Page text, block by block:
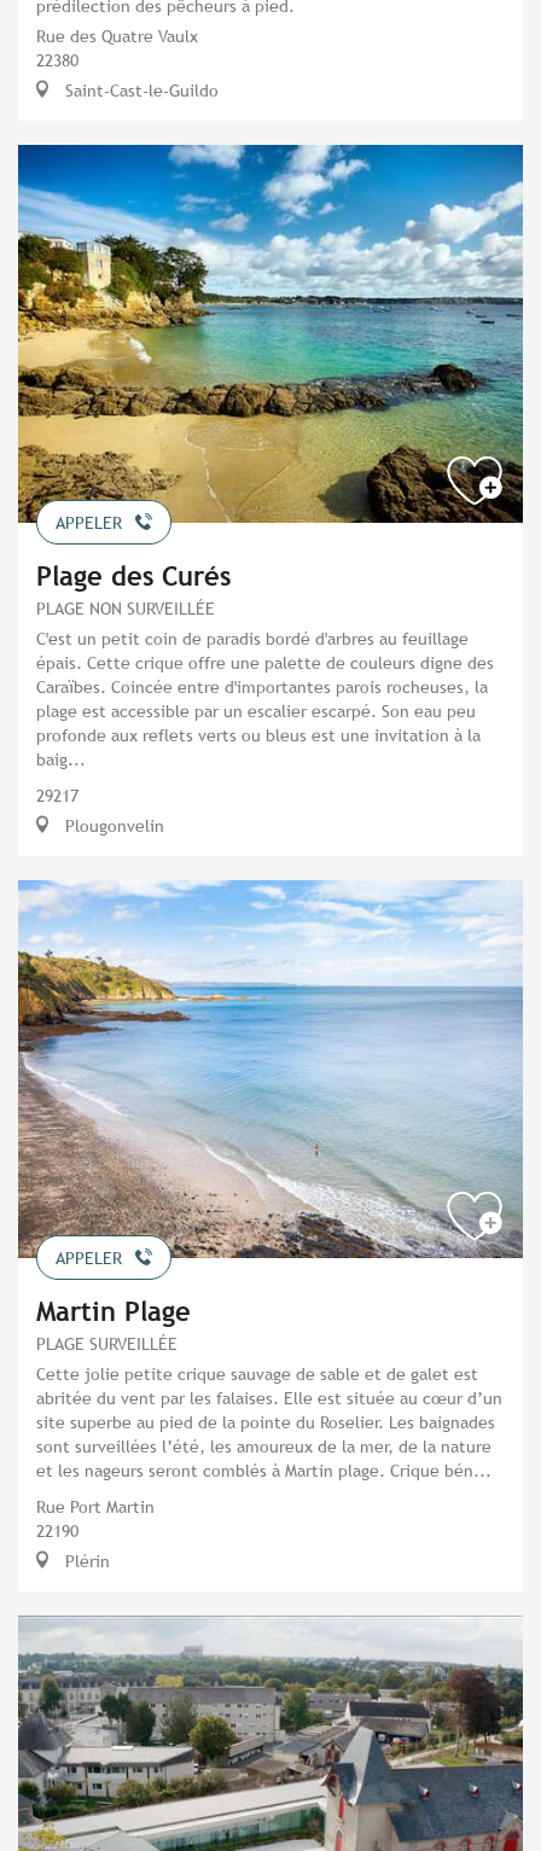
prédilection des pêcheurs à pied.
Rue des Quatre Vaulx
22380
Saint-Cast-le-Guildo
APPELER
Plage des Curés
PLAGE NON SURVEILLÉE
C'est un petit coin de paradis bordé d'arbres au feuillage
épais. Cette crique offre une palette de couleurs digne des
Caraïbes. Coincée entre d'importantes parois rocheuses, la
plage est accessible par un escalier escarpé. Son eau peu
profonde aux reflets verts ou bleus est une invitation à la
baig...
29217
Plougonvelin
APPELER
Martin Plage
PLAGE SURVEILLÉE
Cette jolie petite crique sauvage de sable et de galet est
abritée du vent par les falaises. Elle est située au cœur d’un
site superbe au pied de la pointe du Roselier. Les baignades
sont surveillées l’été, les amoureux de la mer, de la nature
et les nageurs seront comblés à Martin plage. Crique bén...
Rue Port Martin
22190
Plérin